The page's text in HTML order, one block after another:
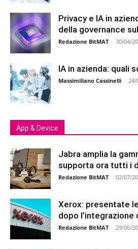
Privacy e IA in
della governance
Redazione BitMAT - 30/04/
IA in azienda: quali
Massimiliano Cassinelli - 24/
App & Device
Jabra amplia la
supporta ora tutti i
Redazione BitMAT - 02/07/
Xerox: presentate
dopo l’integrazione
Redazione BitMAT - 29/06/